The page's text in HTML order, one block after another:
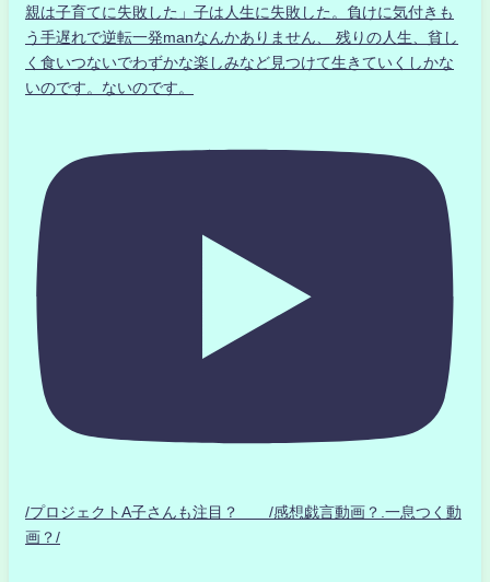
親は子育てに失敗した」子は人生に失敗した。負けに気付きも
う手遅れで逆転一発manなんかありません、 残りの人生、貧し
く食いつないでわずかな楽しみなど見つけて生きていくしかな
いのです。ないのです。
/プロジェクトA子さんも注目？ /感想戯言動画？.一息つく動
画？/